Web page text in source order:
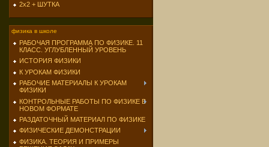
2х2 + ШУТКА
физика в школе
РАБОЧАЯ ПРОГРАММА ПО ФИЗИКЕ. 11
КЛАСС. УГЛУБЛЕННЫЙ УРОВЕНЬ
ИСТОРИЯ ФИЗИКИ
К УРОКАМ ФИЗИКИ
РАБОЧИЕ МАТЕРИАЛЫ К УРОКАМ
ФИЗИКИ
КОНТРОЛЬНЫЕ РАБОТЫ ПО ФИЗИКЕ В
НОВОМ ФОРМАТЕ
РАЗДАТОЧНЫЙ МАТЕРИАЛ ПО ФИЗИКЕ
ФИЗИЧЕСКИЕ ДЕМОНСТРАЦИИ
ФИЗИКА. ТЕОРИЯ И ПРИМЕРЫ